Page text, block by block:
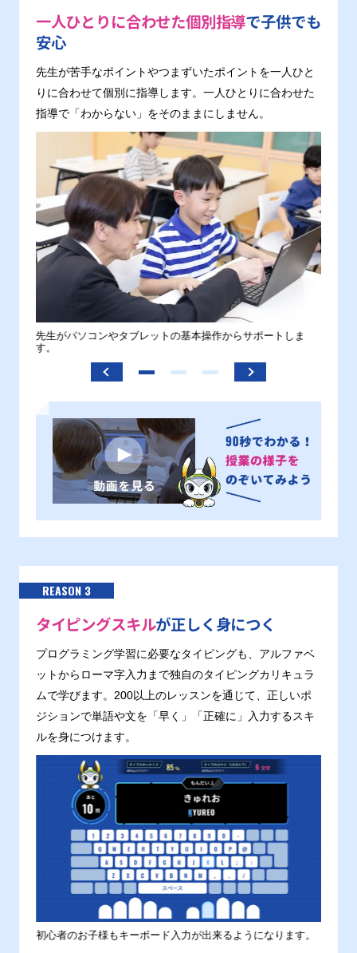
一人ひとりに合わせた個別指導で子供でも
安心
先生が苦手なポイントやつまずいたポイントを一人ひと
りに合わせて個別に指導します。一人ひとりに合わせた
指導で「わからない」をそのままにしません。
先生がパソコンやタブレットの基本操作からサポートしま
す。
REASON 3
タイピングスキルが正しく身につく
プログラミング学習に必要なタイピングも、アルファベ
ットからローマ字入力まで独自のタイピングカリキュラ
ムで学びます。200以上のレッスンを通じて、正しいポ
ジションで単語や文を「早く」「正確に」入力するスキ
ルを身につけます。
初心者のお子様もキーボード入力が出来るようになります。